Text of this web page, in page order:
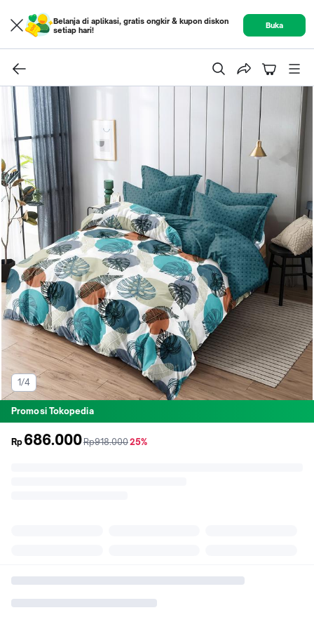
Belanja di aplikasi, gratis ongkir & kupon diskon
setiap hari!
Buka
1/4
Promosi Tokopedia
Rp 686.000sebelum
Rp918.000diskon
25%